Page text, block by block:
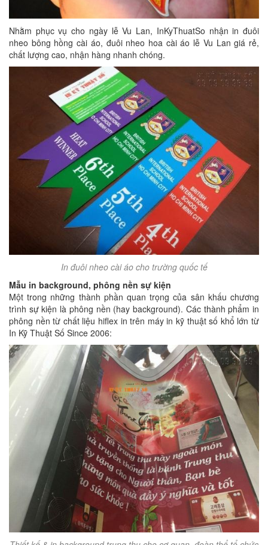
Nhằm phục vụ cho ngày lễ Vu Lan, InKyThuatSo nhận in đuôi
nheo bông hồng cài áo, đuôi nheo hoa cài áo lễ Vu Lan giá rẻ,
chất lượng cao, nhận hàng nhanh chóng.
In đuôi nheo cài áo cho trường quốc tế
Mẫu in background, phông nền sự kiện
Một trong những thành phần quan trọng của sân khấu chương
trình sự kiện là phông nền (hay background). Các thành phẩm in
phông nền từ chất liệu hiflex in trên máy in kỹ thuật số khổ lớn từ
In Kỹ Thuật Số Since 2006: